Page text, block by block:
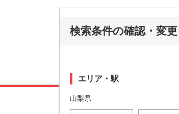
検索条件の確認・変更
エリア・駅
山梨県